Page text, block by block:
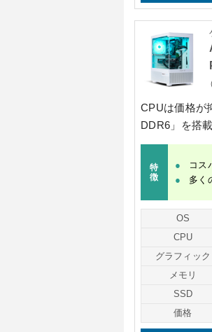
CPUは価格が
DDR6」
を搭
特
徴
コス
多く
OS
CPU
グラフィック
メモリ
SSD
価格